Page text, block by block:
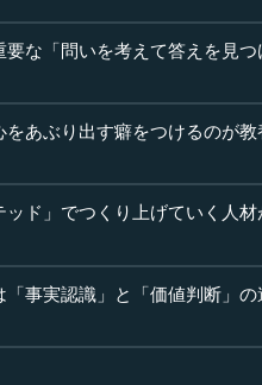
要な「問いを考えて答えを見つ
をあぶり出す癖をつけるのが
ッド」でつくり上げていく人材
「事実認識」と「価値判断」